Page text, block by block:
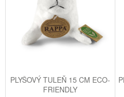
PLYŠOVÝ TULEŇ 15 CM ECO-
FRIENDLY